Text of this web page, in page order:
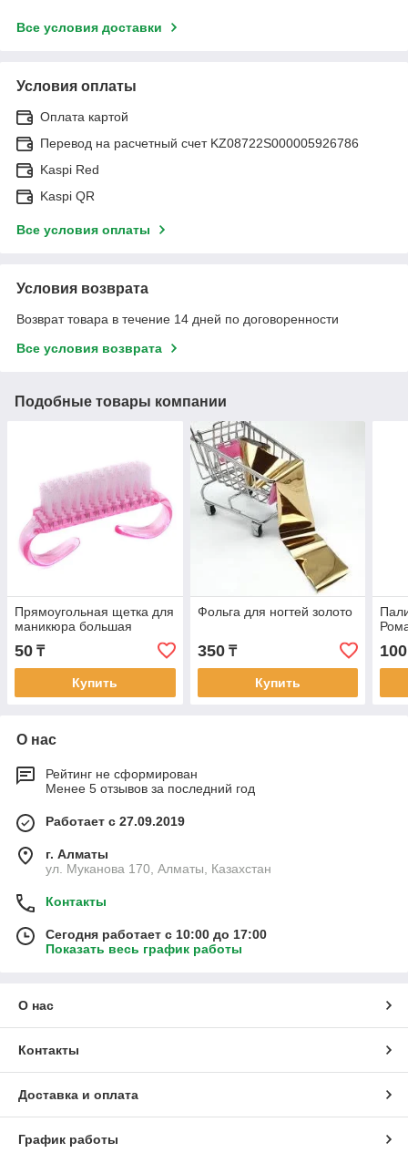
Все условия доставки
Условия оплаты
Оплата картой
Перевод на расчетный счет KZ08722S000005926786
Kaspi Red
Kaspi QR
Все условия оплаты
Условия возврата
Возврат товара в течение 14 дней по договоренности
Все условия возврата
Подобные товары компании
Прямоугольная щетка для
маникюра большая
50 ₸
Купить
Фольга для ногтей золото
350₸
Купить
100
О нас
Рейтинг не сформирован
Менее 5 отзывов за последний год
Работает с 27.09.2019
г. Алматы
ул. Муканова 170, Алматы, Казахстан
Контакты
Сегодня работает с 10:00 до 17:00
Показать весь график работы
О нас
Контакты
Доставка и оплата
График работы